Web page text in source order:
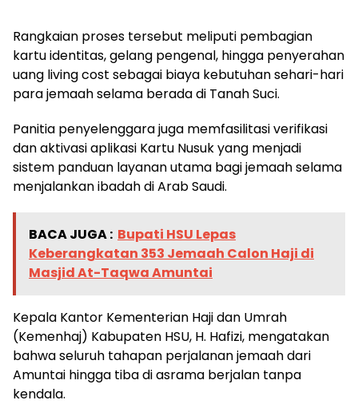
Rangkaian proses tersebut meliputi pembagian
kartu identitas, gelang pengenal, hingga penyerahan
uang living cost sebagai biaya kebutuhan sehari-hari
para jemaah selama berada di Tanah Suci.
Panitia penyelenggara juga memfasilitasi verifikasi
dan aktivasi aplikasi Kartu Nusuk yang menjadi
sistem panduan layanan utama bagi jemaah selama
menjalankan ibadah di Arab Saudi.
BACA JUGA : Bupati HSU Lepas
Keberangkatan 353 Jemaah Calon Haji di
Masjid At-Taqwa Amuntai
Kepala Kantor Kementerian Haji dan Umrah
(Kemenhaj) Kabupaten HSU, H. Hafizi, mengatakan
bahwa seluruh tahapan perjalanan jemaah dari
Amuntai hingga tiba di asrama berjalan tanpa
kendala.